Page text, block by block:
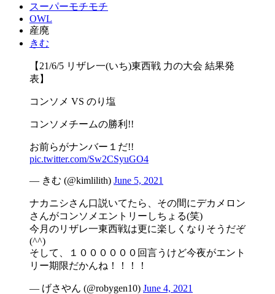
スーパーモチモチ
OWL
産廃
きむ
【21/6/5 リザレ一(いち)東西戦 力の大会 結果発
表】
コンソメ VS のり塩
コンソメチームの勝利!!
お前らがナンバー１だ!!
pic.twitter.com/Sw2CSyuGO4
— きむ (@kimlilith) June 5, 2021
ナカニシさん口説いてたら、その間にデカメロン
さんがコンソメエントリーしちょる(笑)
今月のリザレ一東西戦は更に楽しくなりそうだぞ
(^^)
そして、１００００００回言うけど今夜がエント
リー期限だかんね！！！！
— げさやん (@robygen10) June 4, 2021